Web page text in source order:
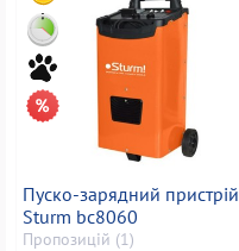
Пуско-зарядний пристрій
Sturm bc8060
Пропозицій (1)